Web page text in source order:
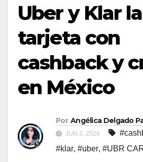
Uber y Klar
tarjeta con
cashback y
en México
Por Angélica Delgado
JUN 3, 2026
#klar, #uber, #UBR